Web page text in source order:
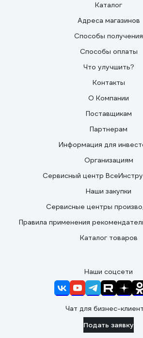
Каталог
Адреса магазинов
Способы получения
Способы оплаты
Что улучшить?
Контакты
О Компании
Поставщикам
Партнерам
Информация для
Организациям
Сервисный центр
Наши закупки
Сервисные центры
Правила применения
Каталог товаров
Наши соцсети
Чат для бизнес-
Подать заявку